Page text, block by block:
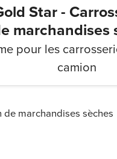
Star -
marchandises
pour les
camion